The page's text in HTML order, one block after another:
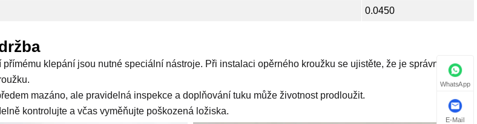
0.0450
přímému klepání jsou nutné speciální nástroje. Při instalaci opěrného kroužku se ujistěte, že je správně vložen
mazáno, ale pravidelná inspekce a doplňování tuku může životnost prodloužit.
kontrolujte a včas vyměňujte poškozená ložiska.
WhatsApp
E-Mail